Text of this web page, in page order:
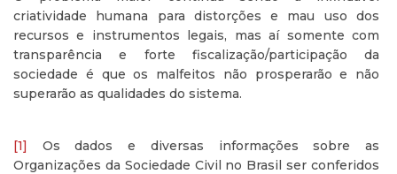
criatividade humana para distorções e mau uso dos
recursos e instrumentos legais, mas aí somente com
transparência e forte fiscalização/participação da
sociedade é que os malfeitos não prosperarão e não
superarão as qualidades do sistema.
[1]
Os dados e diversas informações sobre as
Organizações da Sociedade Civil no Brasil ser conferidos